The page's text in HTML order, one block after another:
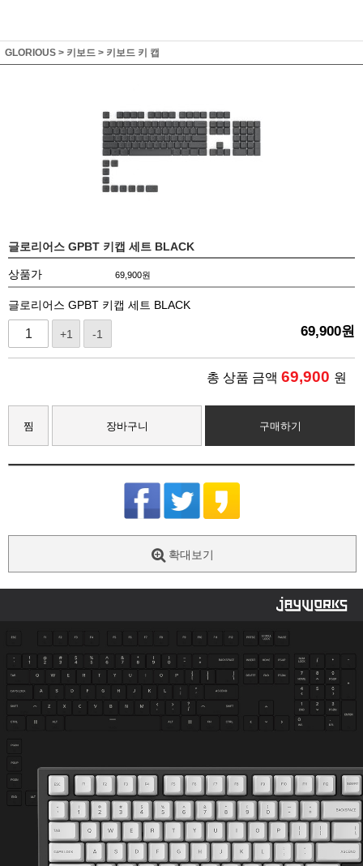
GLORIOUS > 키보드 > 키보드 키 캡
글로리어스 GPBT 키캡 세트 BLACK
상품가 69,900원
글로리어스 GPBT 키캡 세트 BLACK
+1 -1 69,900원
총 상품 금액 69,900 원
찜 장바구니 구매하기
확대보기